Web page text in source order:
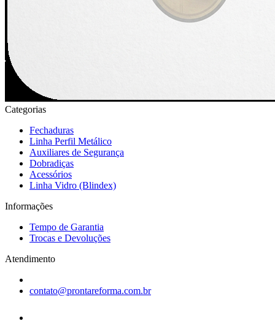
Categorias
Fechaduras
Linha Perfil Metálico
Auxiliares de Segurança
Dobradiças
Acessórios
Linha Vidro (Blindex)
Informações
Tempo de Garantia
Trocas e Devoluções
Atendimento
contato@prontareforma.com.br